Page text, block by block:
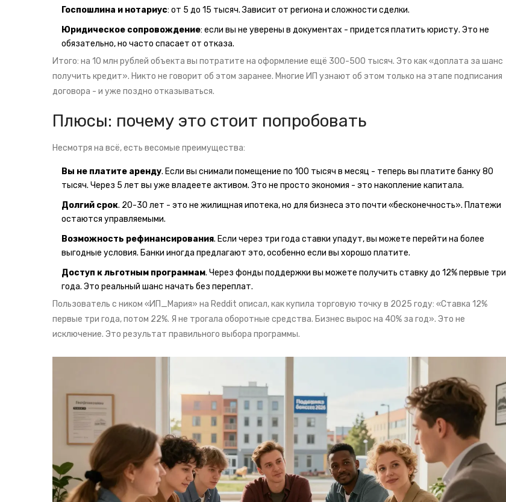
Госпошлина и нотариус: от 5 до 15 тысяч. Зависит от региона и сложности сделки.
Юридическое сопровождение: если вы не уверены в документах - придется платить юристу. Это не
обязательно, но часто спасает от отказа.
Итого: на 10 млн рублей объекта вы потратите на оформление ещё 300-500 тысяч. Это как «доплата за шанс
получить кредит». Никто не говорит об этом заранее. Многие ИП узнают об этом только на этапе подписания
договора - и уже поздно отказываться.
Плюсы: почему это стоит попробовать
Несмотря на всё, есть весомые преимущества:
Вы не платите аренду. Если вы снимали помещение по 100 тысяч в месяц - теперь вы платите банку 80
тысяч. Через 5 лет вы уже владеете активом. Это не просто экономия - это накопление капитала.
Долгий срок. 20-30 лет - это не жилищная ипотека, но для бизнеса это почти «бесконечность». Платежи
остаются управляемыми.
Возможность рефинансирования. Если через три года ставки упадут, вы можете перейти на более
выгодные условия. Банки иногда предлагают это, особенно если вы хорошо платите.
Доступ к льготным программам. Через фонды поддержки вы можете получить ставку до 12% первые три
года. Это реальный шанс начать без переплат.
Пользователь с ником «ИП_Мария» на Reddit описал, как купила торговую точку в 2025 году: «Ставка 12%
первые три года, потом 22%. Я не трогала оборотные средства. Бизнес вырос на 40% за год». Это не
исключение. Это результат правильного выбора программы.